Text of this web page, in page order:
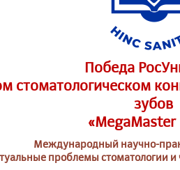
Победа
стоматологическом
зубов
«MegaMaster
Международный научно-
проблемы стоматологии